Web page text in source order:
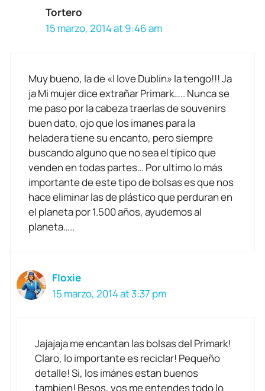
Tortero
15 marzo, 2014 at 9:46 am
Muy bueno, la de «I love Dublín» la tengo!!! Ja
ja Mi mujer dice extrañar Primark….. Nunca se
me paso por la cabeza traerlas de souvenirs
buen dato, ojo que los imanes para la
heladera tiene su encanto, pero siempre
buscando alguno que no sea el típico que
venden en todas partes… Por ultimo lo más
importante de este tipo de bolsas es que nos
hace eliminar las de plástico que perduran en
el planeta por 1.500 años, ayudemos al
planeta…..
Floxie
15 marzo, 2014 at 3:37 pm
Jajajaja me encantan las bolsas del Primark!
Claro, lo importante es reciclar! Pequeño
detalle! Si, los imánes estan buenos
tambien! Besos, vos me entendes todo lo